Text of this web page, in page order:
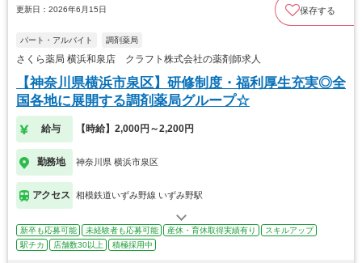
更新日：2026年6月15日 保存する
パート・アルバイト 調剤薬局
さくら薬局 横浜和泉店 クラフト株式会社の薬剤師求人
【神奈川県横浜市泉区】研修制度・福利厚生充実◎全
国各地に展開する調剤薬局グループ☆
給与 【時給】2,000円～2,200円
勤務地 神奈川県 横浜市泉区
アクセス 相模鉄道いずみ野線 いずみ野駅
新卒も応募可能 未経験者も応募可能 産休・育休取得実績有り
スキルアップ
駅チカ
店舗数30以上 積極採用中